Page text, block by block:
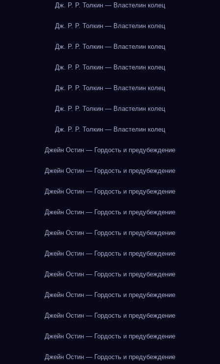
Дж. Р. Р. Толкин — Властелин колец
Дж. Р. Р. Толкин — Властелин колец
Дж. Р. Р. Толкин — Властелин колец
Дж. Р. Р. Толкин — Властелин колец
Дж. Р. Р. Толкин — Властелин колец
Дж. Р. Р. Толкин — Властелин колец
Дж. Р. Р. Толкин — Властелин колец
Джейн Остин — Гордость и предубеждение
Джейн Остин — Гордость и предубеждение
Джейн Остин — Гордость и предубеждение
Джейн Остин — Гордость и предубеждение
Джейн Остин — Гордость и предубеждение
Джейн Остин — Гордость и предубеждение
Джейн Остин — Гордость и предубеждение
Джейн Остин — Гордость и предубеждение
Джейн Остин — Гордость и предубеждение
Джейн Остин — Гордость и предубеждение
Джейн Остин — Гордость и предубеждение